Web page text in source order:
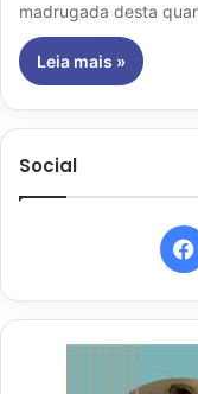
madrugada desta
Leia mais »
Social